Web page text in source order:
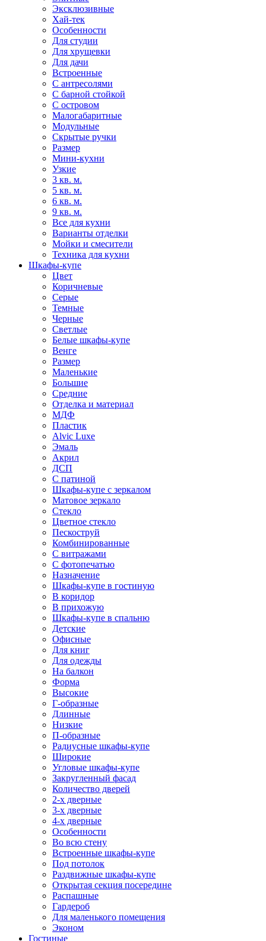
Эксклюзивные
Хай-тек
Особенности
Для студии
Для хрущевки
Для дачи
Встроенные
С антресолями
С барной стойкой
С островом
Малогабаритные
Модульные
Скрытые ручки
Размер
Мини-кухни
Узкие
3 кв. м.
5 кв. м.
6 кв. м.
9 кв. м.
Все для кухни
Варианты отделки
Мойки и смесители
Техника для кухни
Шкафы-купе
Цвет
Коричневые
Серые
Темные
Черные
Светлые
Белые шкафы-купе
Венге
Размер
Маленькие
Большие
Средние
Отделка и материал
МДФ
Пластик
Alvic Luxe
Эмаль
Акрил
ДСП
С патиной
Шкафы-купе с зеркалом
Матовое зеркало
Стекло
Цветное стекло
Пескоструй
Комбинированные
С витражами
С фотопечатью
Назначение
Шкафы-купе в гостиную
В коридор
В прихожую
Шкафы-купе в спальню
Детские
Офисные
Для книг
Для одежды
На балкон
Форма
Высокие
Г-образные
Длинные
Низкие
П-образные
Радиусные шкафы-купе
Широкие
Угловые шкафы-купе
Закругленный фасад
Количество дверей
2-х дверные
3-х дверные
4-х дверные
Особенности
Во всю стену
Встроенные шкафы-купе
Под потолок
Раздвижные шкафы-купе
Открытая секция посередине
Распашные
Гардероб
Для маленького помещения
Эконом
Гостиные